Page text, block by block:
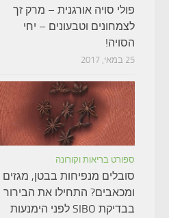
פולי סויה אורגנית – מרק זך
לצמחונים וטבעונים – יחי
הסויה!
25 במאי, 2017
ספורט בריאות וקורונה
סובלים מנפיחות בבטן, מגזים
ומכאבים? התחילו את הבירור
בבדיקת SIBO לפני הימנעות